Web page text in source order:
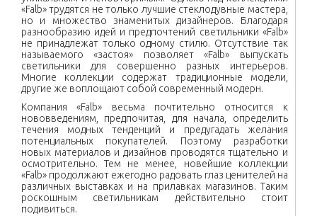
«Falb» трудятся не только лучшие стеклодувные мастера,
но и множество знаменитых дизайнеров. Благодаря
разнообразию идей и предпочтений светильники «Falb»
не принадлежат только одному стилю. Отсутствие так
называемого «застоя» позволяет «Falb» выпускать
светильники для совершенно разных интерьеров.
Многие коллекции содержат традиционные модели,
другие же воплощают собой современный модерн.
Компания «Falb» весьма почтительно относится к
нововведениям, предпочитая, для начала, определить
течения модных тенденций и предугадать желания
потенциальных покупателей. Поэтому разработки
новых материалов и дизайнов проводятся тщательно и
осмотрительно. Тем не менее, новейшие коллекции
«Falb» продолжают ежегодно радовать глаз ценителей на
различных выставках и на прилавках магазинов. Таким
роскошным светильникам действительно стоит
подивиться.